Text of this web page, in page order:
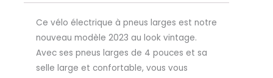
Ce vélo électrique à pneus larges est notre
nouveau modèle 2023 au look vintage.
Avec ses pneus larges de 4 pouces et sa
selle large et confortable, vous vous